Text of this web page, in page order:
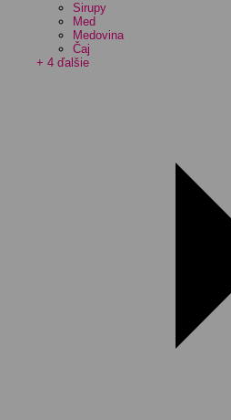
Sirupy
Med
Medovina
Čaj
+ 4 ďalšie